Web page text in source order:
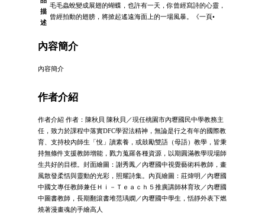
描
述
毛毛蟲蛻變成展翅的蝴蝶，也許有一天，你曾經寫詩的心靈，
曾經拍動的翅膀，將掀起遙遠海面上的一場風暴。《一頁•
內容簡介
內容簡介
作者介紹
作者介紹 作者：陳秋貝 陳秋貝／現任桃園市內壢國民中學教務主
任，致力於課程中落實DFC學習法精神，無論是行之有年的國際教
育、支持校內師生「悅」讀素養，或鼓勵雙語（母語）教學，皆秉
持無條件支援教師增能，戮力蒐羅各種資源，以期圓滿教學現場師
生共好的目標。封面繪圖：謝秀鳳／內壢國中視覺藝術科教師，畫
風散發柔恬與靈動的光彩，照耀詩集。內頁繪圖：莊煒明／內壢國
中國文專任教師兼任Ｈｉ－Ｔｅａｃｈ５推廣講師林育玫／內壢國
中圖書教師，長期翻滾書堆范瑀嫻／內壢國中學生，恬靜外表下燃
燒著漫畫魂的手繪高人